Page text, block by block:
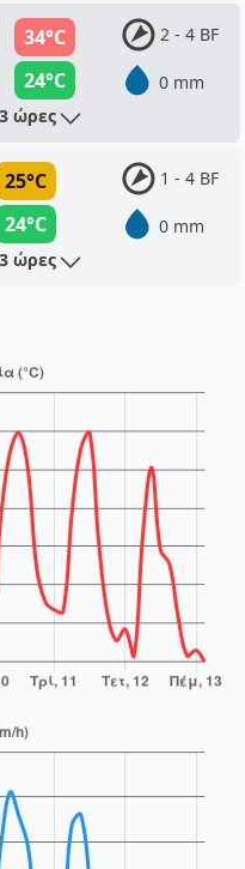
34°C
24°C
2 - 4 BF
0 mm
ώρες
25°C
24°C
1 - 4 BF
0 mm
ώρες